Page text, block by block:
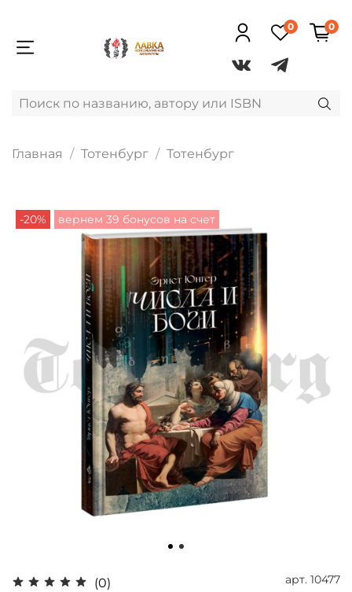
0 0
Главная Тотенбург Тотенбург
-20% вернем 39 бонусов на счет
(0) арт. 10477